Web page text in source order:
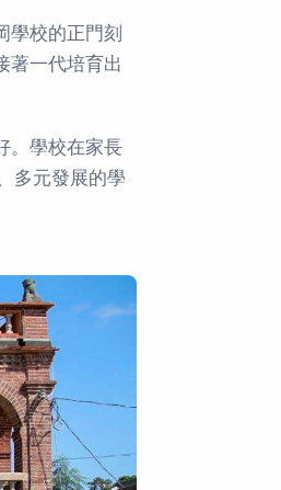
學校的正門刻
著一代培育出
。學校在家長
多元發展的學